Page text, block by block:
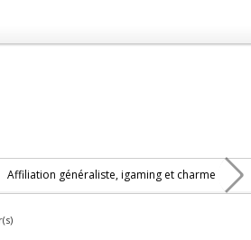
Affiliation généraliste, igaming et charme